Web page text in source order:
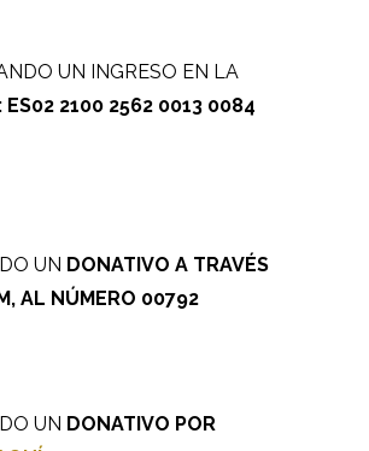
UN INGRESO EN LA
ES02 2100 2562 0013 0084
UN DONATIVO A TRAVÉS
, AL NÚMERO 00792
UN DONATIVO POR